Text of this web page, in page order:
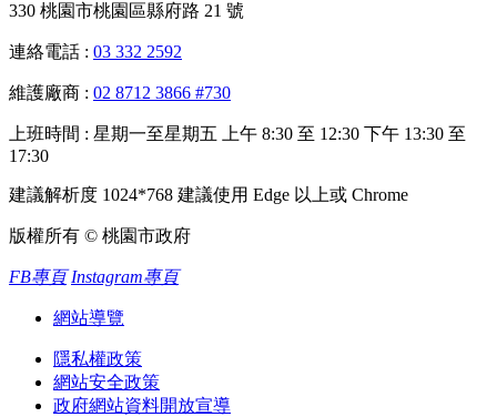
330 桃園市桃園區縣府路 21 號
連絡電話 : 03 332 2592
維護廠商 : 02 8712 3866 #730
上班時間 : 星期一至星期五 上午 8:30 至 12:30 下午 13:30 至
17:30
建議解析度 1024*768 建議使用 Edge 以上或 Chrome
版權所有 © 桃園市政府
FB專頁 Instagram專頁
網站導覽
隱私權政策
網站安全政策
政府網站資料開放宣導